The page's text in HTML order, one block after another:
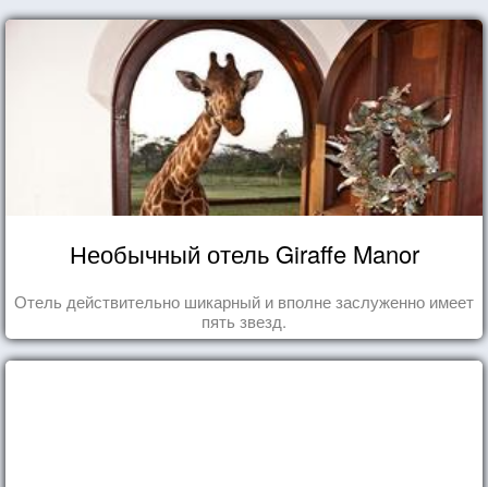
Необычный отель Giraffe Manor
Отель действительно шикарный и вполне заслуженно имеет
пять звезд.